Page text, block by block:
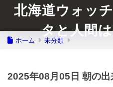
北海道ウォッ
タと人間
ホーム 未分類
2025年08月05日 朝の出